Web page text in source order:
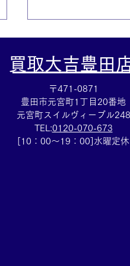
☆Wホック財布買
買取大吉豊田
〒471-0871
豊田市元宮町1丁目20番地
元宮町スイルヴィーブル248
TEL:0120-070-673
[10：00～19：00]水曜定休